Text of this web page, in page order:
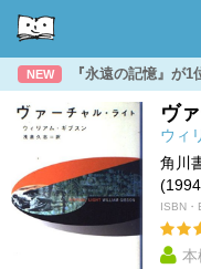
NEW 『永遠の記憶』が
ヴ
ウィ
角川
ISBN・
本